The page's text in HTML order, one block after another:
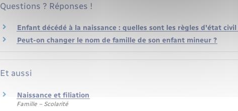
Questions ? Réponses !
Enfant décédé à la naissance : quelles sont les règles d'état civil
Peut-on changer le nom de famille de son enfant mineur ?
Et aussi
Naissance et filiation
Famille – Scolarité